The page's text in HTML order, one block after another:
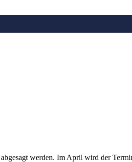
werden. Im April wird der